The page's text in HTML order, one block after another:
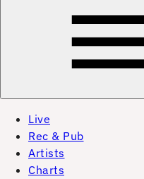
Live
Rec & Pub
Artists
Charts